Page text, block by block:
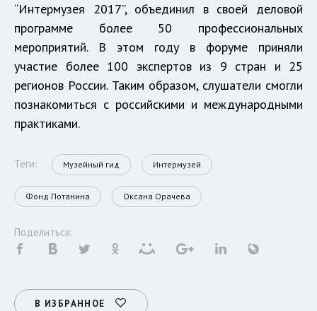
“Интермузея 2017”, объединил в своей деловой
программе более 50 профессиональных
мероприятий. В этом году в форуме приняли
участие более 100 экспертов из 9 стран и 25
регионов России. Таким образом, слушатели смогли
познакомиться с российскими и международными
практиками.
Теги: Музейный гид Интермузей
Фонд Потанина Оксана Орачева
Поделиться:
В ИЗБРАННОЕ